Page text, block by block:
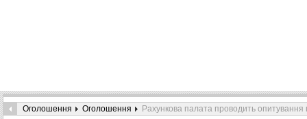
Оголошення Оголошення Рахункова палата проводить